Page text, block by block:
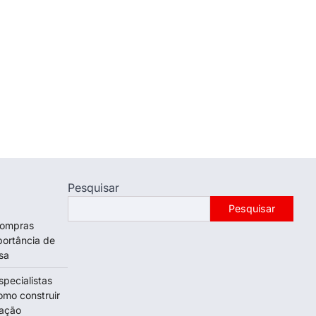
de
construir
Pesquisar
Pesquisar